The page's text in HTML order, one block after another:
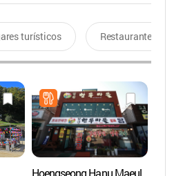
turísticos Restaurantes
Hoengseong Hanu Maeul